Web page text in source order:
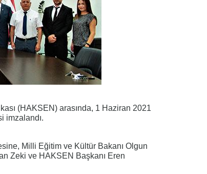
(HAKSEN) arasında, 1 Haziran 2021
imzalandı.
Milli Eğitim ve Kültür Bakanı Olgun
Zeki ve HAKSEN Başkanı Eren